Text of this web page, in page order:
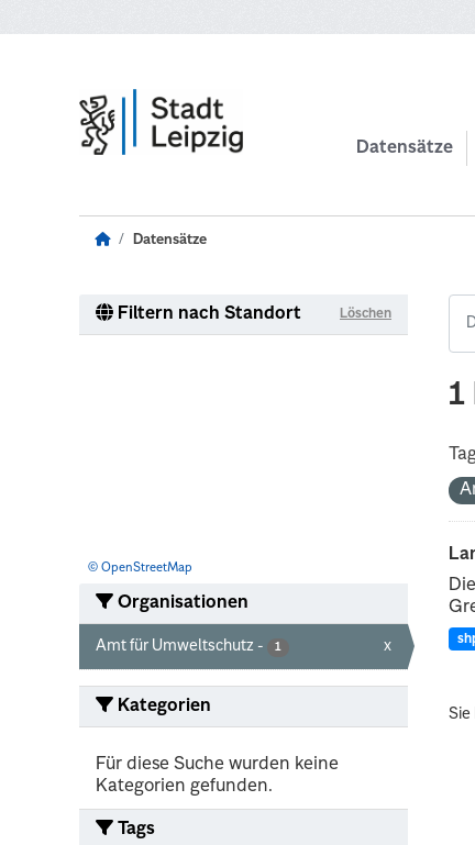
Datensätze
Datensätze
Filtern nach Standort Löschen
© OpenStreetMap
Organisationen
Amt für Umweltschutz - 1 x
Kategorien
Für diese Suche wurden keine
Kategorien gefunden.
Tags
1
Sie